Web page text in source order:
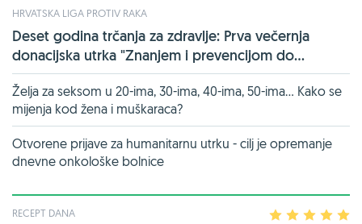
HRVATSKA LIGA PROTIV RAKA
Deset godina trčanja za zdravlje: Prva večernja
donacijska utrka "Znanjem i prevencijom do...
Želja za seksom u 20-ima, 30-ima, 40-ima, 50-ima... Kako se
mijenja kod žena i muškaraca?
Otvorene prijave za humanitarnu utrku - cilj je opremanje
dnevne onkološke bolnice
RECEPT DANA 2 3 4